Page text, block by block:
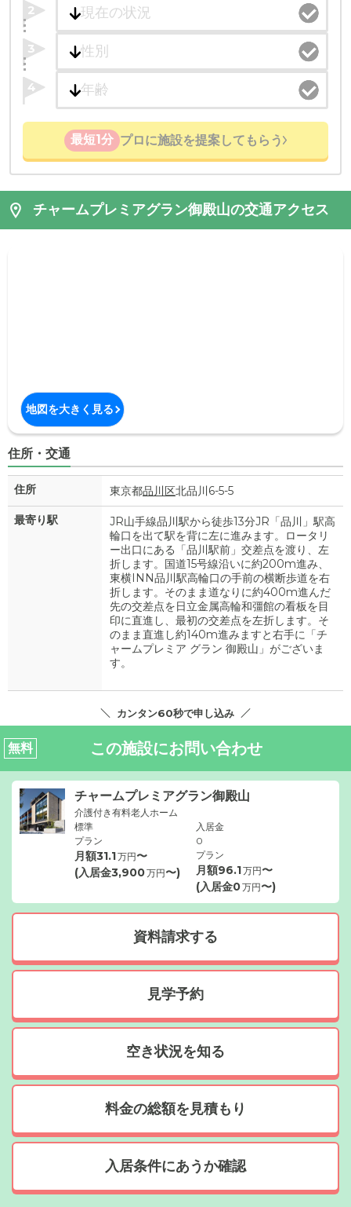
2
3
4
最短1分 プロに施設を提案してもらう
チャームプレミアグラン御殿山の交通アクセス
地図を大きく見る
住所・交通
住所 東京都品川区北品川6-5-5
最寄り駅
JR山手線品川駅から徒歩13分JR「品川」駅高
輪口を出て駅を背に左に進みます。ロータリ
ー出口にある「品川駅前」交差点を渡り、左
折します。国道15号線沿いに約200m進み、
東横INN品川駅高輪口の手前の横断歩道を右
折します。そのまま道なりに約400m進んだ
先の交差点を日立金属高輪和彊館の看板を目
印に直進し、最初の交差点を左折します。そ
のまま直進し約140m進みますと右手に「チ
ャームプレミア グラン 御殿山」がございま
す。
カンタン60秒で申し込み
無料 この施設にお問い合わせ
チャームプレミアグラン御殿山
介護付き有料老人ホーム
標準
プラン
月額31.1万円〜
(入居金3,900万円〜)
入居金
0
プラン
月額96.1万円〜
(入居金0万円〜)
資料請求する
見学予約
空き状況を知る
料金の総額を見積もり
入居条件にあうか確認